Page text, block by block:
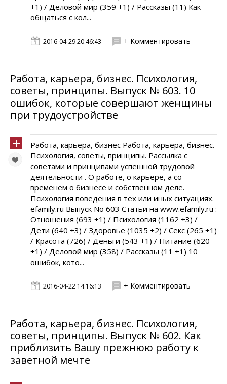
+1) / Деловой мир (359 +1) / Рассказы (11) Как
общаться с кол...
2016-04-29 20:46:43 + Комментировать
Работа, карьера, бизнес. Психология,
советы, принципы. Выпуск № 603. 10
ошибок, которые совершают женщины
при трудоустройстве
Работа, карьера, бизнес Работа, карьера, бизнес.
Психология, советы, принципы. Рассылка с
советами и принципами успешной трудовой
деятельности . О работе, о карьере, а со
временем о бизнесе и собственном деле.
Психология поведения в тех или иных ситуациях.
efamily.ru Выпуск No 603 Статьи на www.efamily.ru :
Отношения (693 +1) / Психология (1162 +3) /
Дети (640 +3) / Здоровье (1035 +2) / Секс (265 +1)
/ Красота (726) / Деньги (543 +1) / Питание (620
+1) / Деловой мир (358) / Рассказы (11 +1) 10
ошибок, кото...
2016-04-22 14:16:13 + Комментировать
Работа, карьера, бизнес. Психология,
советы, принципы. Выпуск № 602. Как
приблизить Вашу прежнюю работу к
заветной мечте